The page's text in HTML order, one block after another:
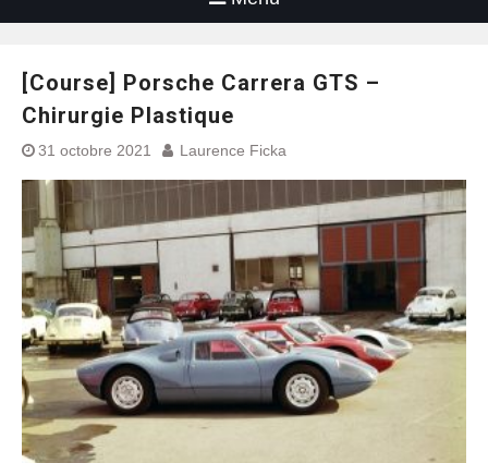
[Course] Porsche Carrera GTS –
Chirurgie Plastique
31 octobre 2021 Laurence Ficka